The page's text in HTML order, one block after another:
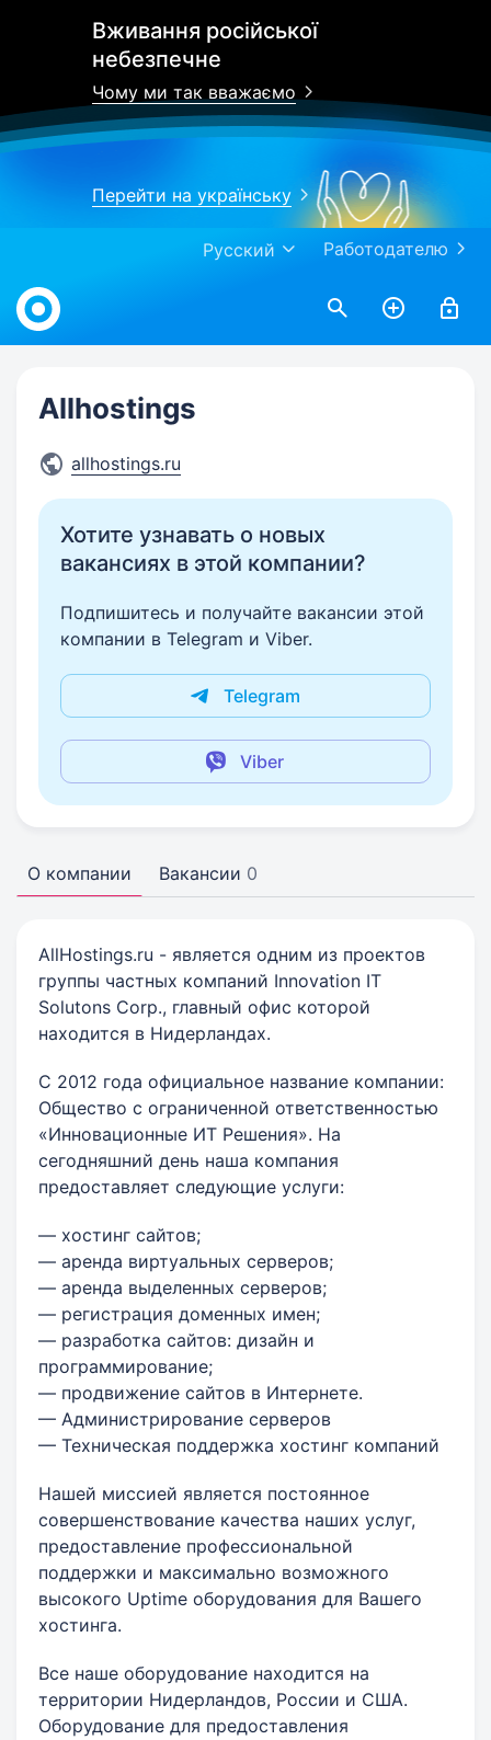
Вживання російської
небезпечне
Чому ми так вважаємо
Перейти на українську
Работодателю
Русский
Work.ua
Allhostings
allhostings.ru
Хотите узнавать о новых
вакансиях в этой компании?
Подпишитесь и получайте вакансии этой
компании в Telegram и Viber.
Telegram
Viber
О компании Вакансии 0
AllHostings.ru - является одним из проектов
группы частных компаний Innovation IT
Solutons Corp., главный офис которой
находится в Нидерландах.
С 2012 года официальное название компании:
Общество с ограниченной ответственностью
«Инновационные ИТ Решения». На
сегодняшний день наша компания
предоставляет следующие услуги:
— хостинг сайтов;
— аренда виртуальных серверов;
— аренда выделенных серверов;
— регистрация доменных имен;
— разработка сайтов: дизайн и
программирование;
— продвижение сайтов в Интернете.
— Администрирование серверов
— Техническая поддержка хостинг компаний
Нашей миссией является постоянное
совершенствование качества наших услуг,
предоставление профессиональной
поддержки и максимально возможного
высокого Uptime оборудования для Вашего
хостинга.
Все наше оборудование находится на
территории Нидерландов, России и США.
Оборудование для предоставления